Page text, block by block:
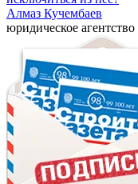
Алмаз Кучембаев
юридическое